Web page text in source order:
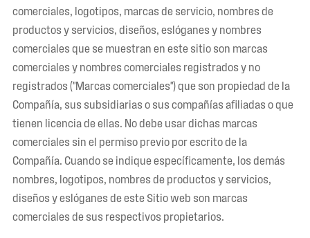
comerciales, logotipos, marcas de servicio, nombres de
productos y servicios, diseños, eslóganes y nombres
comerciales que se muestran en este sitio son marcas
comerciales y nombres comerciales registrados y no
registrados ("Marcas comerciales") que son propiedad de la
Compañía, sus subsidiarias o sus compañías afiliadas o que
tienen licencia de ellas. No debe usar dichas marcas
comerciales sin el permiso previo por escrito de la
Compañía. Cuando se indique específicamente, los demás
nombres, logotipos, nombres de productos y servicios,
diseños y eslóganes de este Sitio web son marcas
comerciales de sus respectivos propietarios.